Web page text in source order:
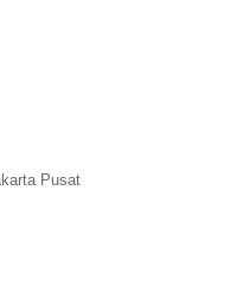
Pusat